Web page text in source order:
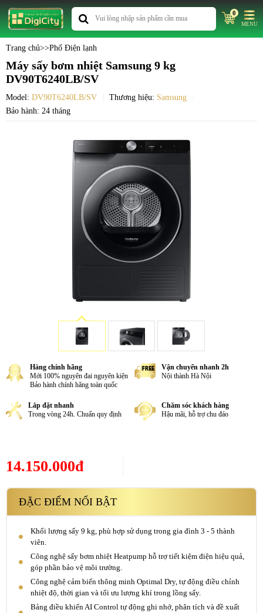
0
MENU
Trang chủ>>Phố Điện lạnh
Máy sấy bơm nhiệt Samsung 9 kg
DV90T6240LB/SV
Model: DV90T6240LB/SV Thương hiệu: Samsung
Bảo hành: 24 tháng
Hàng chính hãng
Mới 100% nguyên đai nguyên kiện
Bảo hành chính hãng toàn quốc
Vận chuyển nhanh 2h
Nội thành Hà Nội
Lắp đặt nhanh
Trong vòng 24h. Chuẩn quy định
Chăm sóc khách hàng
Hậu mãi, hỗ trợ chu đáo
14.150.000đ
ĐẶC ĐIỂM NỔI BẬT
Khối lượng sấy 9 kg, phù hợp sử dụng trong gia đình 3 - 5 thành
viên.
Công nghệ sấy bơm nhiệt Heatpump hỗ trợ tiết kiệm điện hiệu quả,
góp phần bảo vệ môi trường.
Công nghệ cảm biến thông minh Optimal Dry, tự động điều chỉnh
nhiệt độ, thời gian và tối ưu lượng khí trong lồng sấy.
Bảng điều khiển AI Control tự động ghi nhớ, phân tích và đề xuất